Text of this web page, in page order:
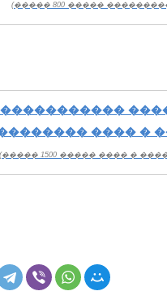
(����� 800 �����
�����������
���� �
(����� 1500 ����� ���� �